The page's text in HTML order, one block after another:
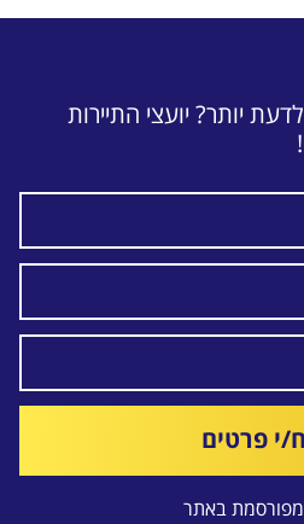
יותר? יועצי התיירות
י פרטים
באתר